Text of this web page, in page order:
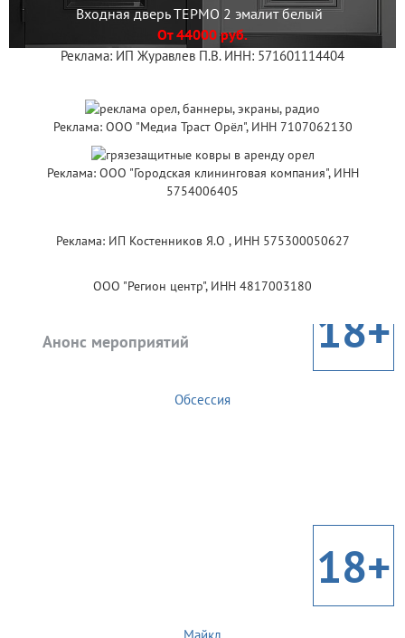
Входная дверь ТЕРМО 2 эмалит белый
От 44000 руб.
Реклама: ИП Журавлев П.В. ИНН: 571601114404
Реклама: ООО "Медиа Траст Орёл", ИНН 7107062130
Реклама: ООО "Городская клининговая компания", ИНН
5754006405
Реклама: ИП Костенников Я.О , ИНН 575300050627
ООО "Регион центр", ИНН 4817003180
Анонс мероприятий 18+
Обсессия
18+